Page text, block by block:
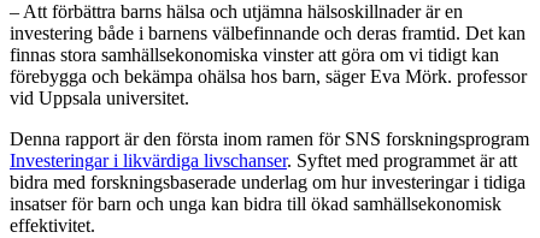
– Att förbättra barns hälsa och utjämna hälsoskillnader är en
investering både i barnens välbefinnande och deras framtid. Det kan
finnas stora samhällsekonomiska vinster att göra om vi tidigt kan
förebygga och bekämpa ohälsa hos barn, säger Eva Mörk. professor
vid Uppsala universitet.
Denna rapport är den första inom ramen för SNS forskningsprogram
Investeringar i likvärdiga livschanser. Syftet med programmet är att
bidra med forskningsbaserade underlag om hur investeringar i tidiga
insatser för barn och unga kan bidra till ökad samhällsekonomisk
effektivitet.